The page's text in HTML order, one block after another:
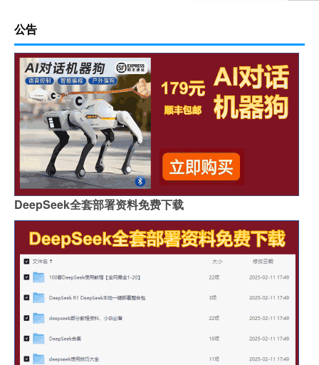
公告
DeepSeek全套部署资料免费下载